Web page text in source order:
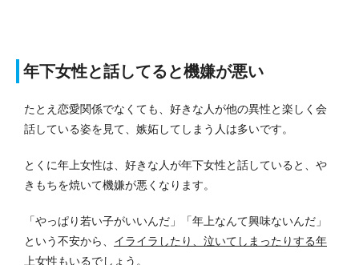
年下女性と話してると機嫌が悪い
たとえ恋愛関係でなくても、好きな人が他の異性と楽しく会
話している姿を見て、嫉妬してしまう人は多いです。
とくに年上女性は、好きな人が年下女性と話していると、や
きもちを焼いて機嫌が悪くなります。
「やっぱり若い子がいいんだ」「年上なんて興味ないんだ」
という不安から、 イライラしたり、泣いてしまったりする年
上女性もいるでしょう。